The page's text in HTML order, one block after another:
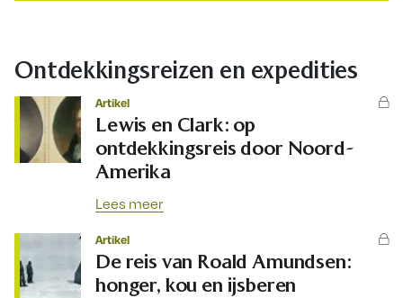
Ontdekkingsreizen en expedities
Artikel
Lewis en Clark: op
ontdekkingsreis door Noord-
Amerika
Lees meer
Artikel
De reis van Roald Amundsen:
honger, kou en ijsberen